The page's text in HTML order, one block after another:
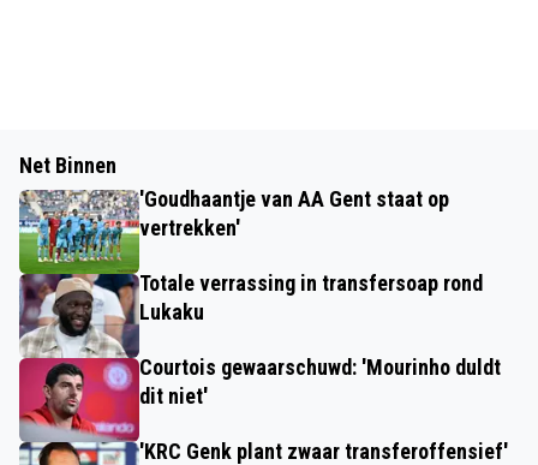
Net Binnen
'Goudhaantje van AA Gent staat op
vertrekken'
Totale verrassing in transfersoap rond
Lukaku
Courtois gewaarschuwd: 'Mourinho duldt
dit niet'
'KRC Genk plant zwaar transferoffensief'